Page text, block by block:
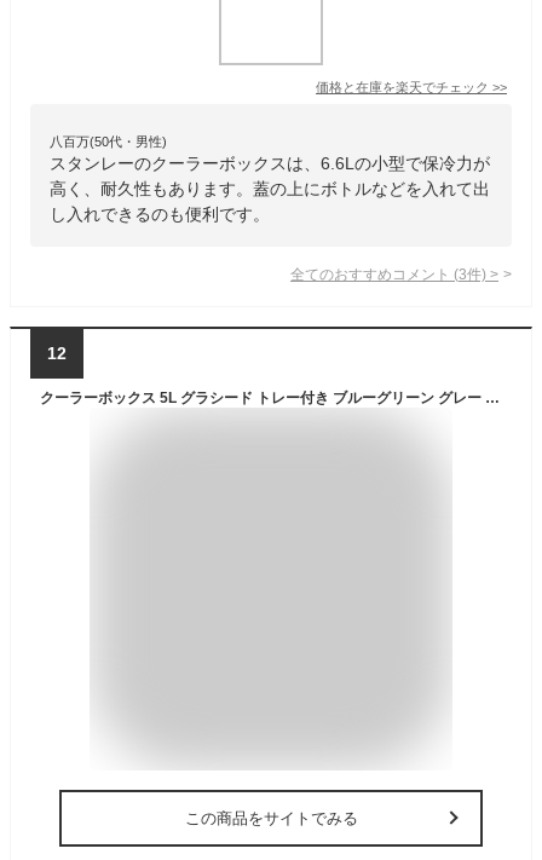
価格と在庫を楽天でチェック >>
八百万(50代・男性)
スタンレーのクーラーボックスは、6.6Lの小型で保冷力が
高く、耐久性もあります。蓋の上にボトルなどを入れて出
し入れできるのも便利です。
全てのおすすめコメント (3件) >
12
クーラーボックス 5L グラシード トレー付き ブルーグリーン グレー コンパクト 小型 一人用 ミニ かわいい かっこいい おしゃれ 保冷力 クーラーバッグ 部活 キャンプ用品 アウトドア レジャー 海 BBQ 釣り お弁当 ペットボトル JEJアステージ【送料無料】
この商品をサイトでみる